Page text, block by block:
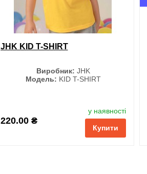
JHK KID T-SHIRT
Виробник: JHK
Модель: KID T-SHIRT
220.00 ₴
у наявності
Купити
Фіолетовий